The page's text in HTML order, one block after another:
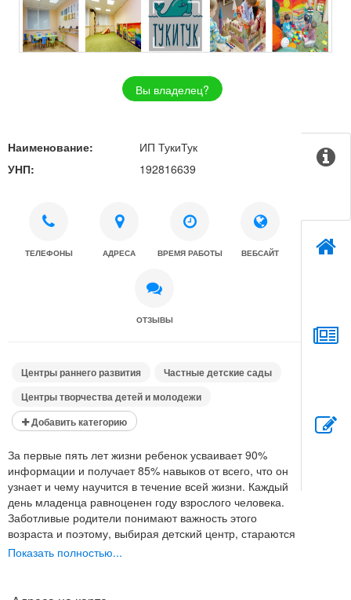
Вы владелец?
Наименование:
ИП ТукиТук
УНП:
192816639
ТЕЛЕФОНЫ АДРЕСА ВРЕМЯ РАБОТЫ ВЕБСАЙТ
ОТЗЫВЫ
Центры раннего развития
Частные детские сады
Центры творчества детей и молодежи
Добавить категорию
За первые пять лет жизни ребенок усваивает 90%
информации и получает 85% навыков от всего, что он
узнает и чему научится в течение всей жизни. Каждый
день младенца равноценен году взрослого человека.
Заботливые родители понимают важность этого
возраста и поэтому, выбирая детский центр, стараются
быть максимально информированными.
Душевный. В нем вас и вашего ребенка будут любить и
Показать полностью...